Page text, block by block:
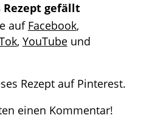
Rezept gefällt
auf Facebook,
, YouTubeund
Rezept auf Pinterest.
einen Kommentar!